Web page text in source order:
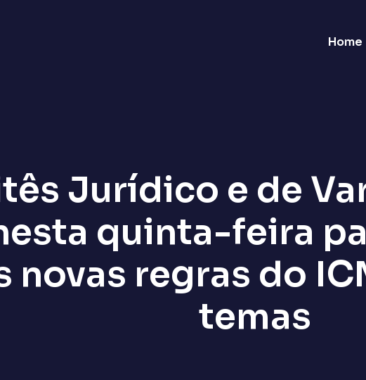
Home
Jurídico e de
quinta-feira
novas regras do
temas